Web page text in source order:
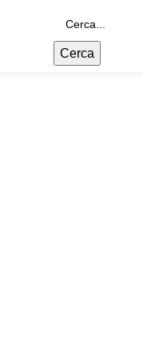
Cerca